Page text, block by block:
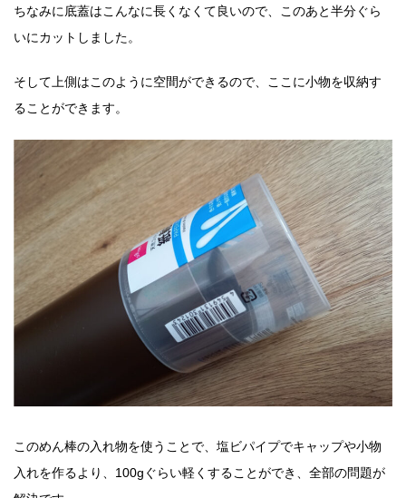
ちなみに底蓋はこんなに長くなくて良いので、このあと半分ぐら
いにカットしました。
そして上側はこのように空間ができるので、ここに小物を収納す
ることができます。
このめん棒の入れ物を使うことで、塩ビパイプでキャップや小物
入れを作るより、100gぐらい軽くすることができ、全部の問題が